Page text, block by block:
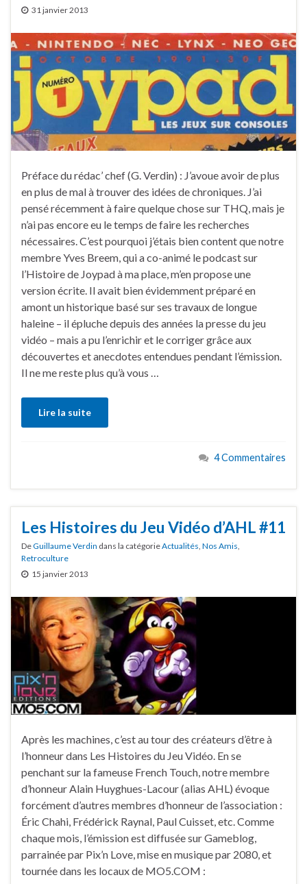
31 janvier 2013
Préface du rédac’ chef (G. Verdin) : J’avoue avoir de plus
en plus de mal à trouver des idées de chroniques. J’ai
pensé récemment à faire quelque chose sur THQ, mais je
n’ai pas encore eu le temps de faire les recherches
nécessaires. C’est pourquoi j’étais bien content que notre
membre Yves Breem, qui a co-animé le podcast sur
l’Histoire de Joypad à ma place, m’en propose une
version écrite. Il avait bien évidemment préparé en
amont un historique basé sur ses travaux de longue
haleine – il épluche depuis des années la presse du jeu
vidéo – mais a pu l’enrichir et le corriger grâce aux
découvertes et anecdotes entendues pendant l’émission.
Il ne me reste plus qu’à vous …
Lire la suite
4 Commentaires
Les Histoires du Jeu Vidéo d’AHL #11
DeGuillaume Verdin dans la catégorieActualités Nos Amis
Retroculture
15 janvier 2013
Après les machines, c’est au tour des créateurs d’être à
l’honneur dans Les Histoires du Jeu Vidéo. En se
penchant sur la fameuse French Touch, notre membre
d’honneur Alain Huyghues-Lacour (alias AHL) évoque
forcément d’autres membres d’honneur de l’association :
Éric Chahi, Frédérick Raynal, Paul Cuisset, etc. Comme
chaque mois, l’émission est diffusée sur Gameblog,
parrainée par Pix’n Love, mise en musique par 2080, et
tournée dans les locaux de MO5.COM :